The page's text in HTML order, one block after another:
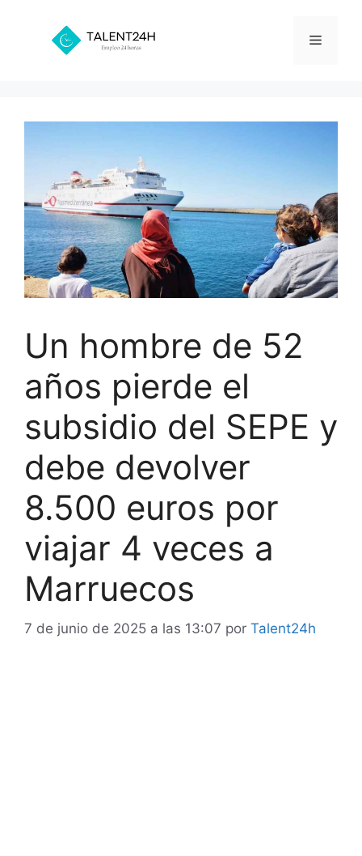
contenido
Menú
Un hombre de 52
años pierde el
subsidio del SEPE y
debe devolver
8.500 euros por
viajar 4 veces a
Marruecos
7 de junio de 2025 a las 13:07 por Talent24h